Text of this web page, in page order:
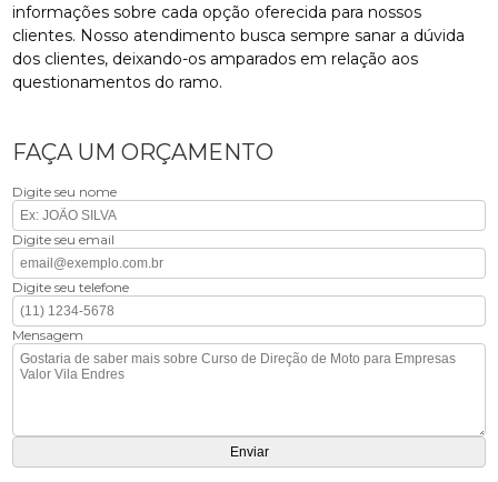
informações sobre cada opção oferecida para nossos
clientes. Nosso atendimento busca sempre sanar a dúvida
dos clientes, deixando-os amparados em relação aos
questionamentos do ramo.
FAÇA UM ORÇAMENTO
Digite seu nome
Digite seu email
Digite seu telefone
Mensagem